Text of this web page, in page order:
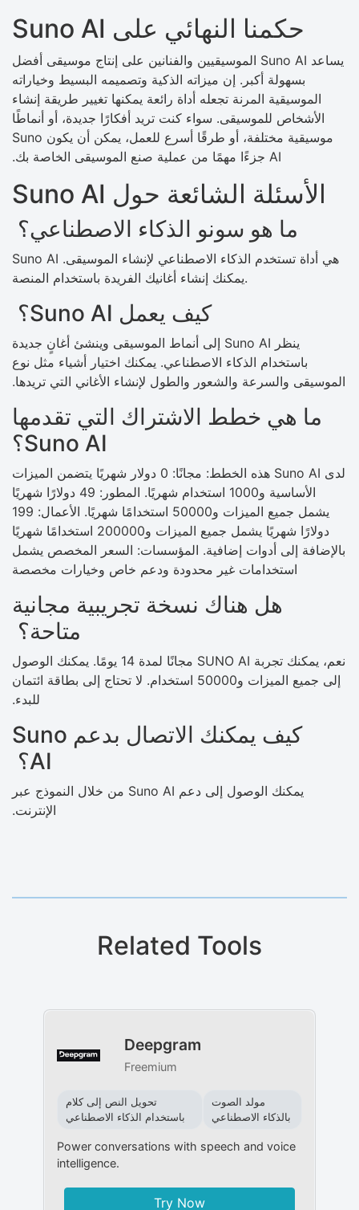
حكمنا النهائي على Suno AI
يساعد Suno AI الموسيقيين والفنانين على إنتاج موسيقى أفضل
بسهولة أكبر. إن ميزاته الذكية وتصميمه البسيط وخياراته
الموسيقية المرنة تجعله أداة رائعة يمكنها تغيير طريقة إنشاء
الأشخاص للموسيقى. سواء كنت تريد أفكارًا جديدة، أو أنماطًا
موسيقية مختلفة، أو طرقًا أسرع للعمل، يمكن أن يكون Suno
AI جزءًا مهمًا من عملية صنع الموسيقى الخاصة بك.
الأسئلة الشائعة حول Suno AI
ما هو سونو الذكاء الاصطناعي؟
Suno AI هي أداة تستخدم الذكاء الاصطناعي لإنشاء الموسيقى.
يمكنك إنشاء أغانيك الفريدة باستخدام المنصة.
كيف يعمل Suno AI؟
ينظر Suno AI إلى أنماط الموسيقى وينشئ أغانٍ جديدة
باستخدام الذكاء الاصطناعي. يمكنك اختيار أشياء مثل نوع
الموسيقى والسرعة والشعور والطول لإنشاء الأغاني التي تريدها.
ما هي خطط الاشتراك التي تقدمها
Suno AI؟
لدى Suno AI هذه الخطط: مجانًا: 0 دولار شهريًا يتضمن الميزات
الأساسية و1000 استخدام شهريًا. المطور: 49 دولارًا شهريًا
يشمل جميع الميزات و50000 استخدامًا شهريًا. الأعمال: 199
دولارًا شهريًا يشمل جميع الميزات و200000 استخدامًا شهريًا
بالإضافة إلى أدوات إضافية. المؤسسات: السعر المخصص يشمل
استخدامات غير محدودة ودعم خاص وخيارات مخصصة
هل هناك نسخة تجريبية مجانية
متاحة؟
نعم، يمكنك تجربة SUNO AI مجانًا لمدة 14 يومًا. يمكنك الوصول
إلى جميع الميزات و50000 استخدام. لا تحتاج إلى بطاقة ائتمان
للبدء.
كيف يمكنك الاتصال بدعم Suno
AI؟
يمكنك الوصول إلى دعم Suno AI من خلال النموذج عبر
الإنترنت.
Related Tools
Deepgram
Freemium
تحويل النص إلى كلام
باستخدام الذكاء الاصطناعي
مولد الصوت
بالذكاء الاصطناعي
Power conversations with speech and voice
intelligence.
Try Now